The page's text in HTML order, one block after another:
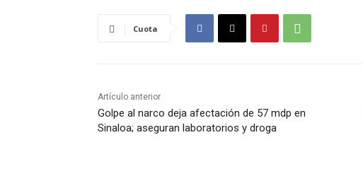
Cuota
Artículo anterior
Golpe al narco deja afectación de 57 mdp en
Sinaloa; aseguran laboratorios y droga